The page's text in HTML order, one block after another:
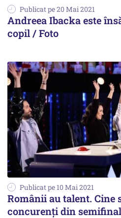
Publicat pe 20 Mai 2021
Andreea Ibacka este
copil / Foto
Publicat pe 10 Mai 2021
Românii au talent. Cine
concurenți din